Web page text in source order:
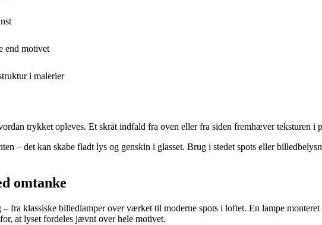
end motivet
i malerier
trykket opleves. Et skråt indfald fra oven eller fra siden fremhæver teksturen
– det kan skabe fladt lys og genskin i glasset. Brug i stedet spots eller
omtanke
fra klassiske billedlamper over værket til moderne spots i loftet. En lampe
at lyset fordeles jævnt over hele motivet.